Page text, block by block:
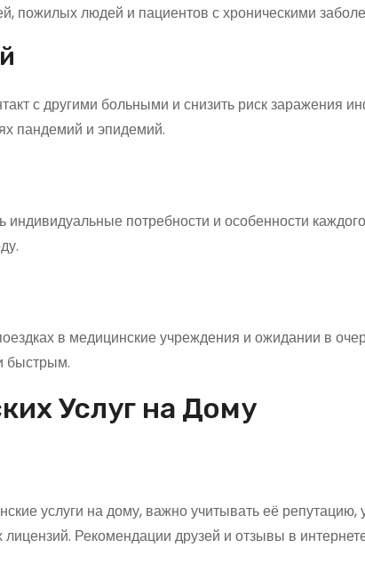
пожилых людей и пациентов с хроническими
с другими больными и снизить риск заражения
пандемий и эпидемий.
потребности и особенности
в медицинские учреждения и ожидании в
быстрым.
Услуг на Дому
услуги на дому, важно учитывать её репутацию,
Рекомендации друзей и отзывы в